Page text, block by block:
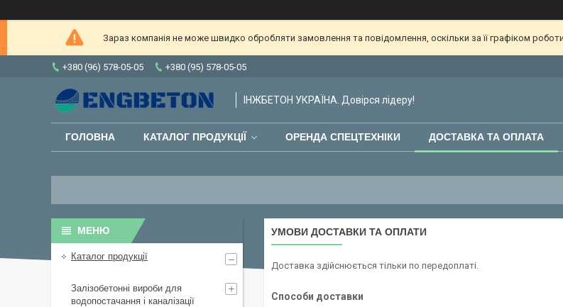
Зараз компанія не може швидко обробляти замовлення та повідомлення, оскільки за її графіком
+380 (96) 578-05-05 +380 (95) 578-05-05
ІНЖБЕТОН УКРАЇНА. Довірся лідеру!
ГОЛОВНА КАТАЛОГ ПРОДУКЦІЇ ОРЕНДА СПЕЦТЕХНІКИ ДОСТАВКА ТА ОПЛАТА
УМОВИ ДОСТАВКИ ТА ОПЛАТИ
Доставка здійснюється тільки по передоплаті.
Способи доставки
Каталог продукції
Залізобетонні вироби для
водопостачання і каналізації